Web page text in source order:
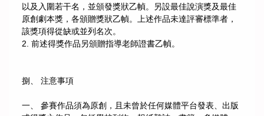
以及入圍若干名，並頒發獎狀乙幀。另設最佳說演獎及最佳
原創劇本獎，各頒贈獎狀乙幀。上述作品未達評審標準者，
該獎項得從缺或並列名次。
2. 前述得獎作品另頒贈指導老師證書乙幀。
捌、 注意事項
一、 參賽作品須為原創，且未曾於任何媒體平台發表、出版